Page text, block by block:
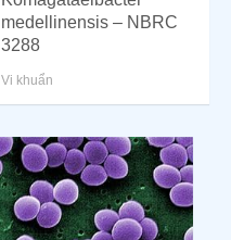
medellinensis – NBRC
3288
Vi khuẩn